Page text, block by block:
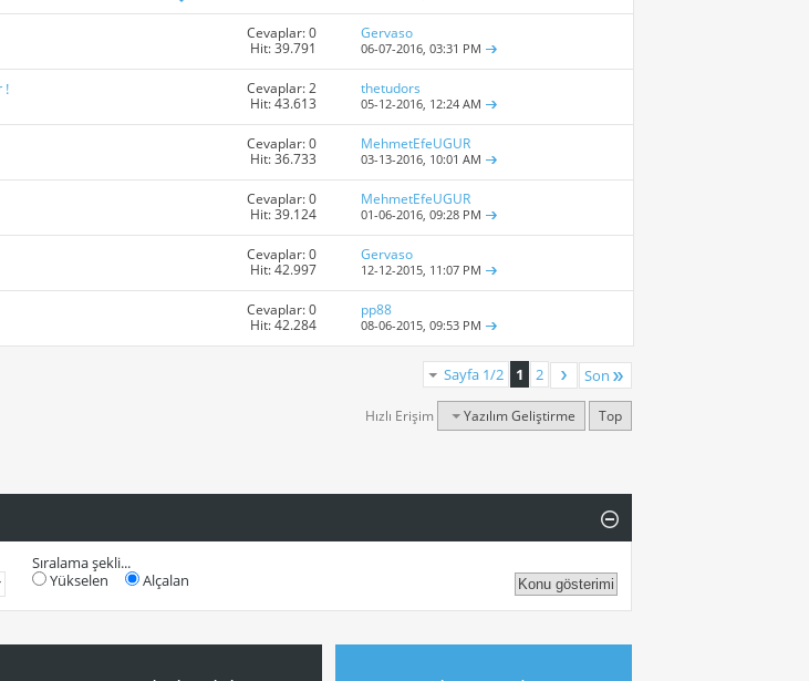
Cevaplar: 0
Hit: 39.791
Gervaso
06-07-2016,03:31 PM
!
Cevaplar: 2
Hit: 43.613
thetudors
05-12-2016, 12:24 AM
Cevaplar: 0
Hit: 36.733
MehmetEfeUGUR
03-13-2016, 10:01 AM
Cevaplar: 0
Hit: 39.124
MehmetEfeUGUR
01-06-2016,09:28 PM
Cevaplar: 0
Hit: 42.997
Gervaso
12-12-2015, 11:07 PM
Cevaplar: 0
Hit: 42.284
pp88
08-06-2015,09:53 PM
Sayfa 1/2 1 2 Son
Hızlı Erişim Yazılım Geliştirme Top
Sıralama şekli...
Yükselen
Alçalan